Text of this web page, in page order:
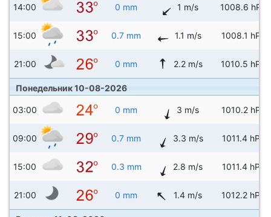
14:00 0 mm 1 m/s 1008.6 hPa
15:00 0.7 mm 1.1 m/s 1008.1 hPa
21:00 0 mm 2.2 m/s 1010.5 hPa
Понедельник 10-08-2026
03:00 0 mm 3 m/s 1010.2 hPa
09:00 0.7 mm 3.3 m/s 1011.4 hPa
15:00 0.3 mm 2.8 m/s 1011.4 hPa
21:00 0 mm 1.4 m/s 1012.2 hPa